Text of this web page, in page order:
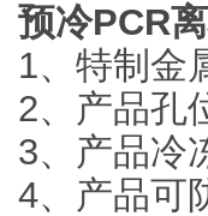
预冷PCR
1、特制金
2、产品孔
3、产品冷
4、产品可